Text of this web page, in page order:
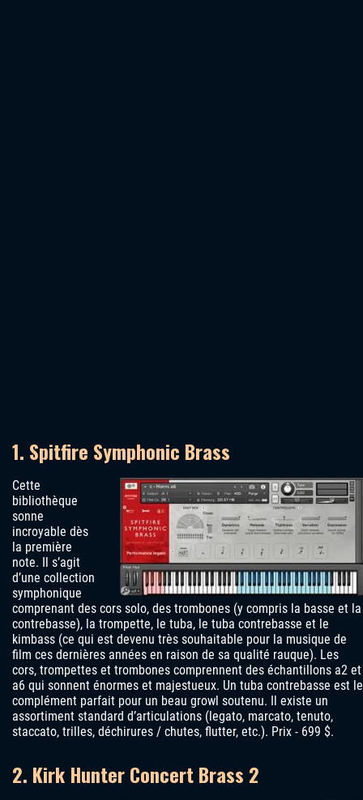
1. Spitfire Symphonic Brass
Cette
bibliothèque
sonne
incroyable dès
la première
note. Il s’agit
d’une collection
symphonique
comprenant des cors solo, des trombones (y compris la basse et la
contrebasse), la trompette, le tuba, le tuba contrebasse et le
kimbass (ce qui est devenu très souhaitable pour la musique de
film ces dernières années en raison de sa qualité rauque). Les
cors, trompettes et trombones comprennent des échantillons a2 et
a6 qui sonnent énormes et majestueux. Un tuba contrebasse est le
complément parfait pour un beau growl soutenu. Il existe un
assortiment standard d’articulations (legato, marcato, tenuto,
staccato, trilles, déchirures / chutes, flutter, etc.). Prix ​​- 699 $.
2. Kirk Hunter Concert Brass 2